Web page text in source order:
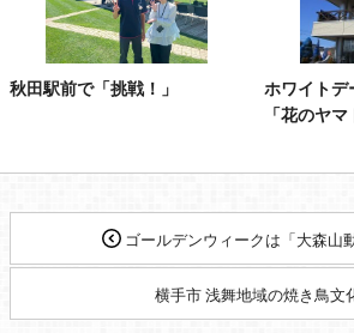
秋田駅前で「挑戦！」
ホワイトデ
「花のヤマ
ゴールデンウィークは「大森山
横手市 浅舞地域の焼き鳥文